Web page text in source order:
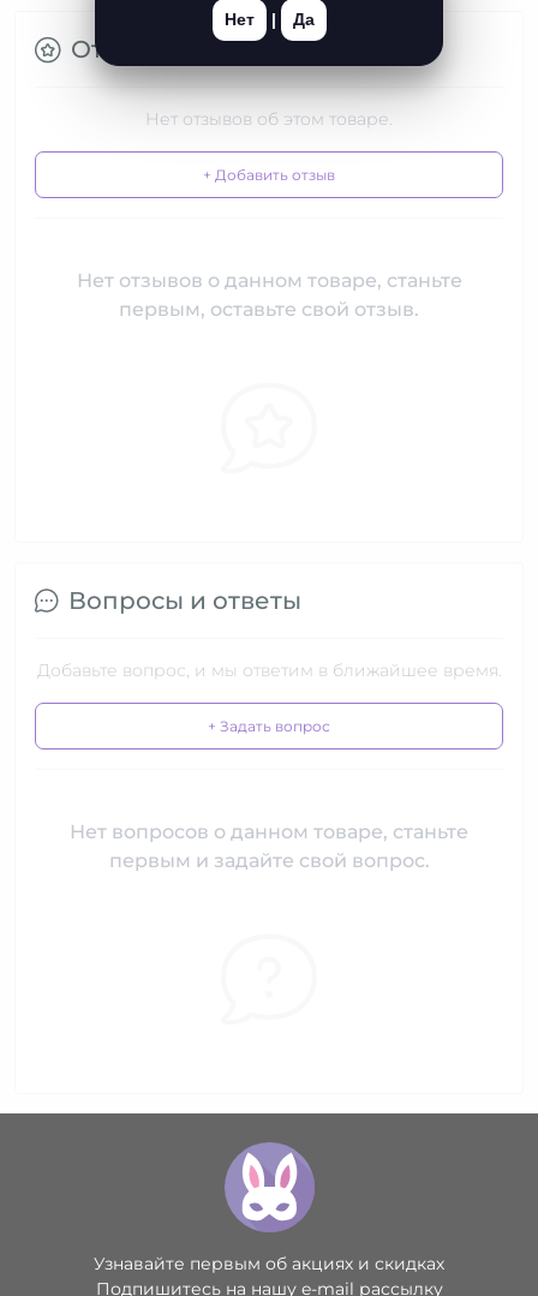
Отзывы
Нет отзывов об этом товаре.
+ Добавить отзыв
Нет отзывов о данном товаре, станьте
первым, оставьте свой отзыв.
Вопросы и ответы
Добавьте вопрос, и мы ответим в ближайшее время.
+ Задать вопрос
Нет вопросов о данном товаре, станьте
первым и задайте свой вопрос.
Узнавайте первым об акциях и скидках
Подпишитесь на нашу e-mail рассылку
Нет | Да